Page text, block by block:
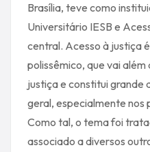
Brasília, teve como
Universitário IESB e
central. Acesso à justiça
polissêmico, que vai
justiça e constitui grande
geral, especialmente nos
Como tal, o tema foi
associado a diversos